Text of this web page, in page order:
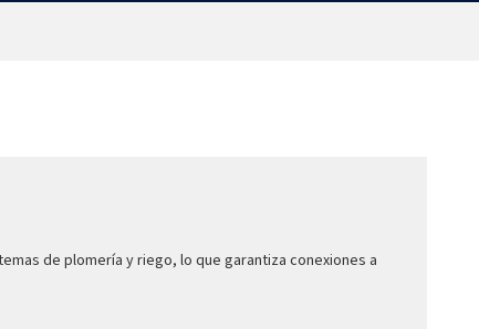
de plomería y riego, lo que garantiza conexiones a